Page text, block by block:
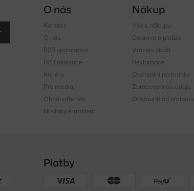
O nás
Kontakt
O nás
B2B spolupráce
B2B realizace
Kariéra
Pro média
Ohodnoťte nás
Novinky e-mailem
Nákup
Vše o nákupu
Doprava a platba
Vrácení zboží
Reklamace
Obchodní podmínky
Zpracování os. údajů
Odstoupit od smlouvy
Platby